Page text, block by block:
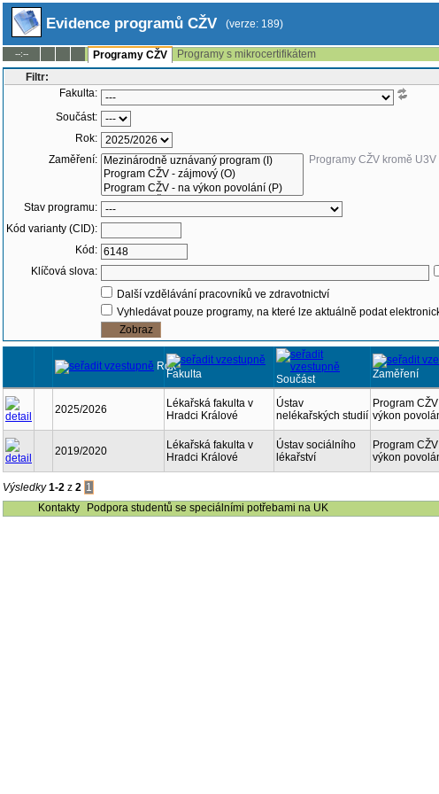
Evidence programů CŽV (verze: 189)
--:-- Programy CŽV
Programy s mikrocertifikátem
Filtr:
Fakulta:
Součást:
Rok:
Zaměření:
Programy CŽV kromě U3V
Stav programu:
Kód varianty (CID):
Kód:
Klíčová slova:
Další vzdělávání pracovníků ve zdravotnictví
Vyhledávat pouze programy, na které lze aktuálně podat
Rok
Fakulta Součást Zaměření
2025/2026
Lékařská fakulta v
Hradci Králové
Ústav
nelékařských studií
Program
výkon
2019/2020
Lékařská fakulta v
Hradci Králové
Ústav sociálního
lékařství
Program
výkon
Výsledky1-2 z 2 1
Kontakty
Podpora studentů se speciálními potřebami na UK